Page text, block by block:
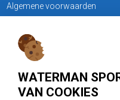
WATERMAN
VAN COOKIES
Algemene voorwaarden
KLANTENSERVICE
020 - 6901044